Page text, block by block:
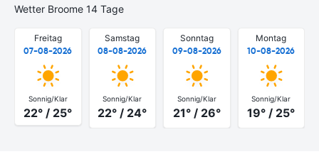
Wetter Broome 14 Tage
Freitag
07-08-2026
Sonnig/Klar
22° / 25°
Samstag
08-08-2026
Sonnig/Klar
22° / 24°
Sonntag
09-08-2026
Sonnig/Klar
21° / 26°
Montag
10-08-2026
Sonnig/Klar
19° / 25°